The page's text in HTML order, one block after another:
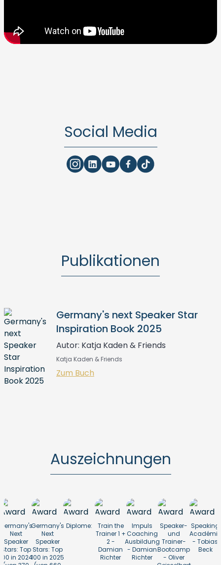
Social Media
Publikationen
Germany's next Speaker Star
Inspiration Book 2025
Autor: Katja Kaden & Friends
Katja Kaden & Friends
Zum Buch
Auszeichnungen
Next
Speaker
Stars: Top
in 2024
Germany's
Next
Speaker
Stars: Top
100 in 2025
Diplome:
Train the
Trainer 1 +
2 -
Damian
Richter
Impuls
Coaching
Ausbildung
- Damian
Richter
Speaker-
und
Trainer-
Bootcamp
- Oliver
Speaking
Académie
- Tobias
Beck